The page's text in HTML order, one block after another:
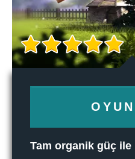
Tam organik güç ile